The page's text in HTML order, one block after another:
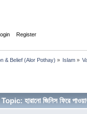
Register
& Belief (Alor Pothay) » Islam»
Topic: হারানো জিনিস ফিরে